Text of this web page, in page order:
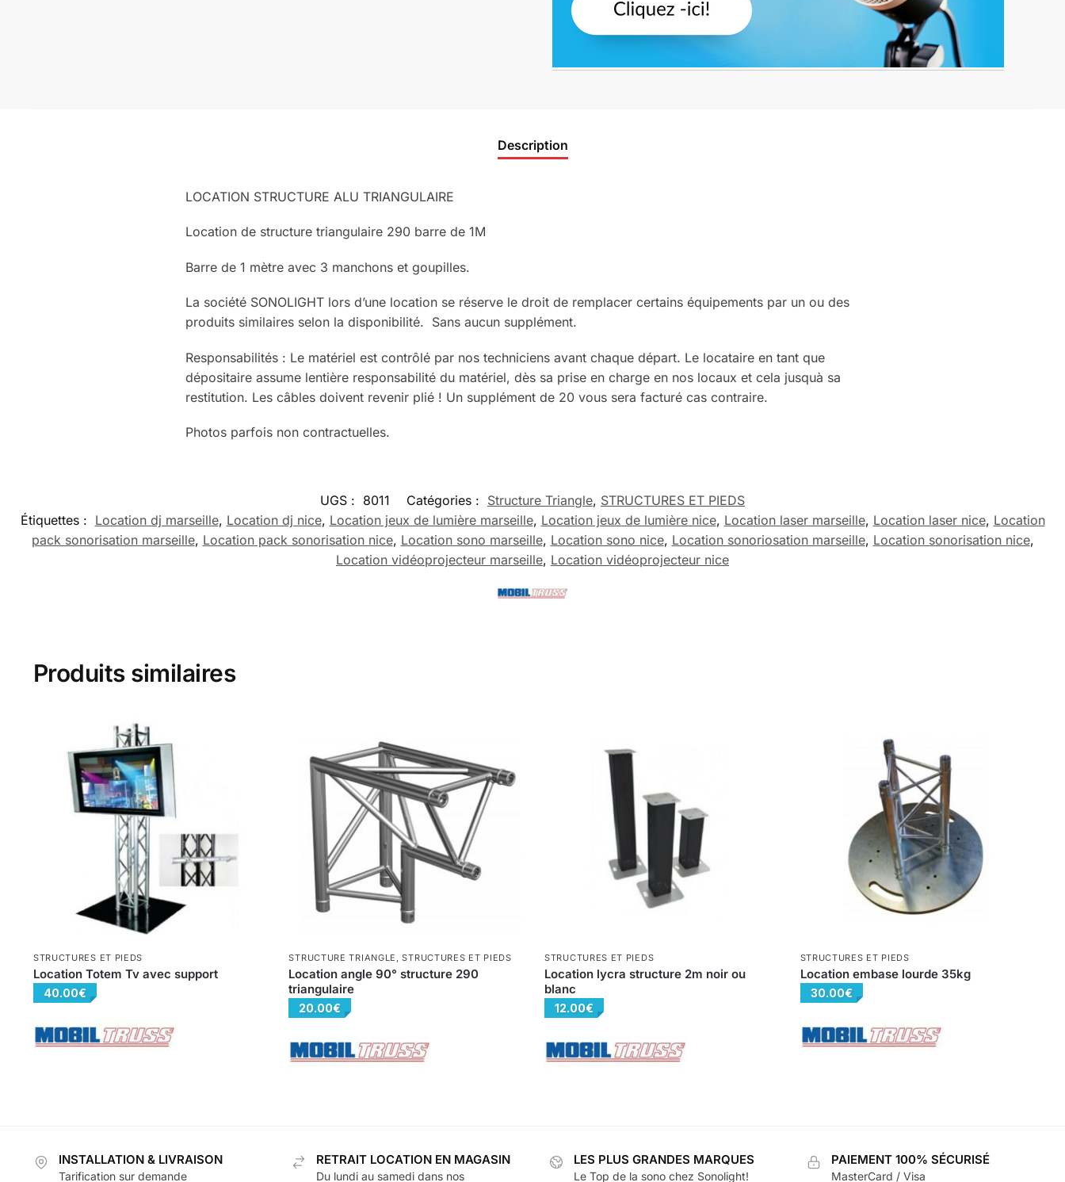
Description
LOCATION STRUCTURE ALU TRIANGULAIRE
Location de structure triangulaire 290 barre de 1M
Barre de 1 mètre avec 3 manchons et goupilles.
La société SONOLIGHT lors d’une location se réserve le droit de remplacer certains équipements par un ou des
produits similaires selon la disponibilité. Sans aucun supplément.
Responsabilités : Le matériel est contrôlé par nos techniciens avant chaque départ. Le locataire en tant que
dépositaire assume lentière responsabilité du matériel, dès sa prise en charge en nos locaux et cela jusquà sa
restitution. Les câbles doivent revenir plié ! Un supplément de 20 vous sera facturé cas contraire.
Photos parfois non contractuelles.
UGS : 8011 Catégories : Structure Triangle, STRUCTURES ET PIEDS
Étiquettes : Location dj marseille, Location dj nice, Location jeux de lumière marseille, Location jeux de lumière nice, Location laser marseille, Location laser nice, Location
pack sonorisation marseille, Location pack sonorisation nice, Location sono marseille, Location sono nice, Location sonoriosation marseille, Location sonorisation nice,
Location vidéoprojecteur marseille, Location vidéoprojecteur nice
Produits similaires
STRUCTURES ET PIEDS
Location Totem Tv avec support
40.00€
STRUCTURE TRIANGLE ,STRUCTURES ET PIEDS
Location angle 90° structure 290
triangulaire
20.00€
STRUCTURES ET PIEDS
Location lycra structure 2m noir ou
blanc
12.00€
STRUCTURES ET PIEDS
Location embase lourde 35kg
30.00€
INSTALLATION & LIVRAISON
Tarification sur demande
RETRAIT LOCATION EN MAGASIN
Du lundi au samedi dans nos
LES PLUS GRANDES MARQUES
Le Top de la sono chez Sonolight!
PAIEMENT 100% SÉCURISÉ
MasterCard / Visa